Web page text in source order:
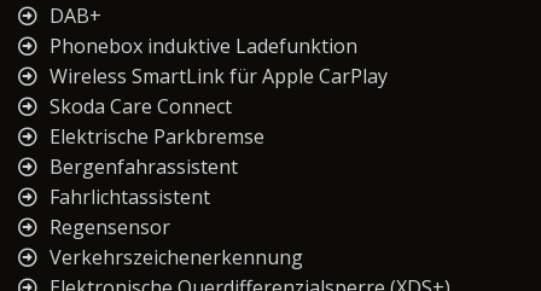
DAB+
Phonebox induktive Ladefunktion
Wireless SmartLink für Apple CarPlay
Skoda Care Connect
Elektrische Parkbremse
Bergenfahrassistent
Fahrlichtassistent
Regensensor
Verkehrszeichenerkennung